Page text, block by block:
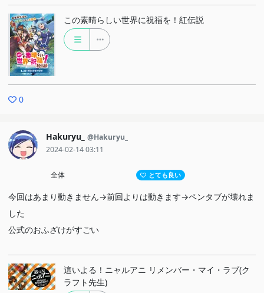
この素晴らしい世界に祝福を！紅伝説
0
Hakuryu_ @Hakuryu_
2024-02-14 03:11
全体 とても良い
今回はあまり動きません→前回よりは動きます→ペンタブが壊れま
した
公式のおふざけがすごい
這いよる！ニャルアニ リメンバー・マイ・ラブ(ク
ラフト先生)